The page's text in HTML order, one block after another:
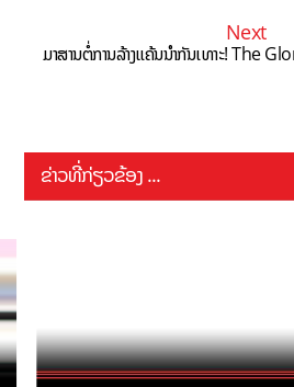
Next
ມາສານຕໍ່ການລ້າງແຄ້ນນຳກັນເທາະ! The
ຂ່າວທີ່ກ່ຽວຂ້ອງ ...